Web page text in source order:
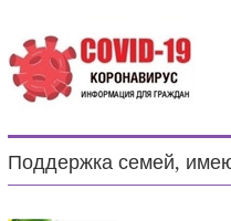
Поддержка семей,